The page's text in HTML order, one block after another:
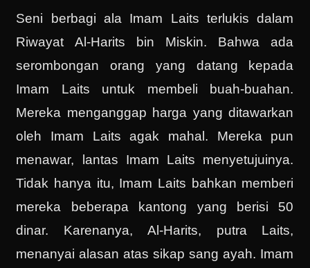
Seni berbagi ala Imam Laits terlukis dalam
Riwayat Al-Harits bin Miskin. Bahwa ada
serombongan orang yang datang kepada
Imam Laits untuk membeli buah-buahan.
Mereka menganggap harga yang ditawarkan
oleh Imam Laits agak mahal. Mereka pun
menawar, lantas Imam Laits menyetujuinya.
Tidak hanya itu, Imam Laits bahkan memberi
mereka beberapa kantong yang berisi 50
dinar. Karenanya, Al-Harits, putra Laits,
menanyai alasan atas sikap sang ayah. Imam